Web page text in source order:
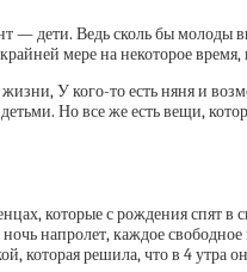
— дети. Ведь сколь бы молоды
мере на некоторое время,
У кого-то есть няня и
Но все же есть вещи,
которые с рождения спят в
напролет, каждое
которая решила, что в 4 утра